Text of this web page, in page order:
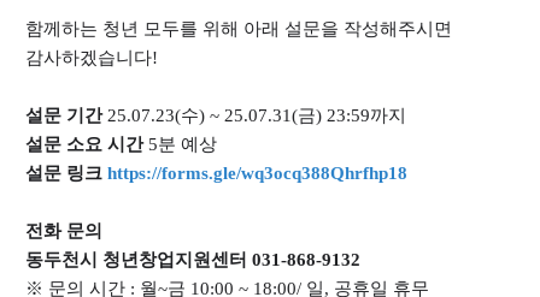
함께하는 청년 모두를 위해 아래 설문을 작성해주시면
감사하겠습니다!
설문 기간 25.07.23(수) ~ 25.07.31(금) 23:59까지
설문 소요 시간5분 예상
설문 링크 https://forms.gle/wq3ocq388Qhrfhp18
전화 문의
동두천시 청년창업지원센터 031-868-9132
※ 문의 시간 : 월~금 10:00 ~ 18:00/ 일, 공휴일 휴무